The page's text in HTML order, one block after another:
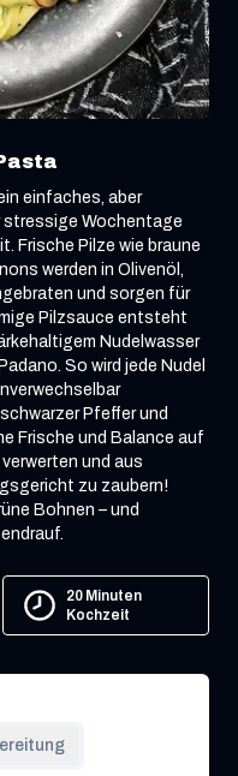
einfaches, aber
Wochentage
Frische Pilze wie braune
werden in Olivenöl,
und sorgen für
Pilzsauce entsteht
Nudelwasser
So wird jede Nudel
Pfeffer und
Frische und Balance auf
und aus
zu zaubern!
Bohnen – und
20 Minuten
Kochzeit